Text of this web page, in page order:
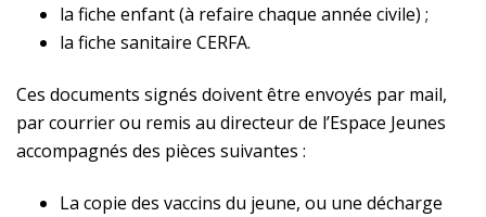
la fiche enfant (à refaire chaque année civile) ;
la fiche sanitaire CERFA.
Ces documents signés doivent être envoyés par mail,
par courrier ou remis au directeur de l’Espace Jeunes
accompagnés des pièces suivantes :
La copie des vaccins du jeune, ou une décharge